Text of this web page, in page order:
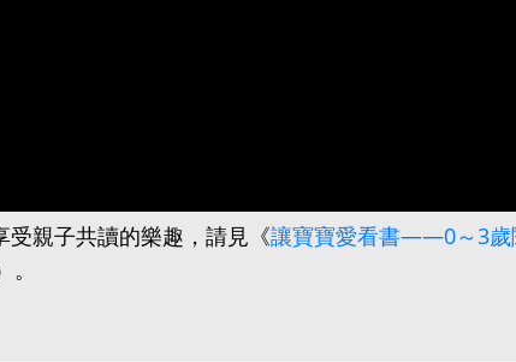
親子共讀的樂趣，請見《讓寶寶愛看書——0～3歲